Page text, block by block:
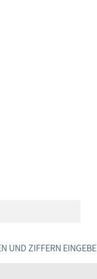
UND ZIFFERN EINGEBEN